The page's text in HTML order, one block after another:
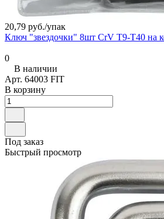
20,79 руб./упак
Ключ "звездочки" 8шт CrV Т9-Т40 на
0
В наличии
Арт. 64003 FIT
В корзину
Под заказ
Быстрый просмотр